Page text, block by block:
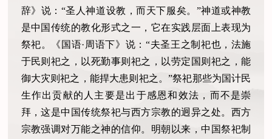
辞》说：“圣人神道设教，而天下服矣。”神道或神教
是中国传统的教化形式之一，它在实践层面上表现为
祭祀。《国语·周语下》说：“夫圣王之制祀也，法施
于民则祀之，以死勤事则祀之，以劳定国则祀之，能
御大灾则祀之，能捍大患则祀之。”祭祀那些为国计民
生作出贡献的人主要是出于感恩和效法，而不是崇
拜，这是中国传统祭祀与西方宗教的迥异之处。西方
宗教强调对万能之神的信仰。明朝以来，中国祭祀制